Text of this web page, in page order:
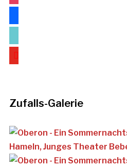
youtube
Zufalls-Galerie